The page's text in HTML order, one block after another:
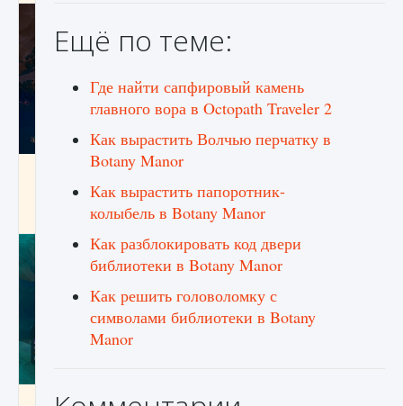
Как разблокировать заклинание Крист в
Creatures of Ava
9 августа 2024 1 393 0
Как приручить существ из степей Тамура в
Ещё по теме:
Где найти сапфировый камень
главного вора в Octopath Traveler 2
Как вырастить Волчью перчатку в
Botany Manor
Как вырастить папоротник-
колыбель в Botany Manor
Как разблокировать код двери
библиотеки в Botany Manor
Как решить головоломку с
символами библиотеки в Botany
Manor